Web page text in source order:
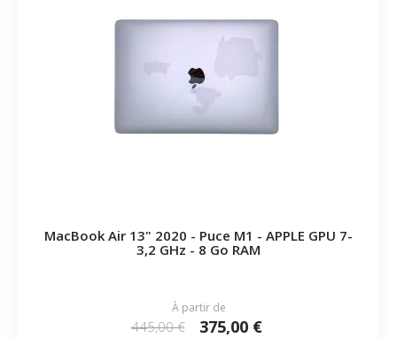
MacBook Air 13" 2020 - Puce M1 - APPLE GPU 7-
3,2 GHz - 8 Go RAM
À partir de
445,00 € 375,00 €